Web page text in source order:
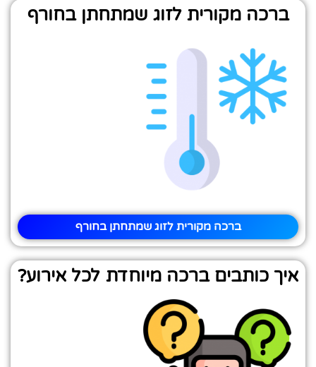
ברכה מקורית לזוג שמתחתן בחורף
ברכה מקורית לזוג שמתחתן בחורף
איך כותבים ברכה מיוחדת לכל אירוע?